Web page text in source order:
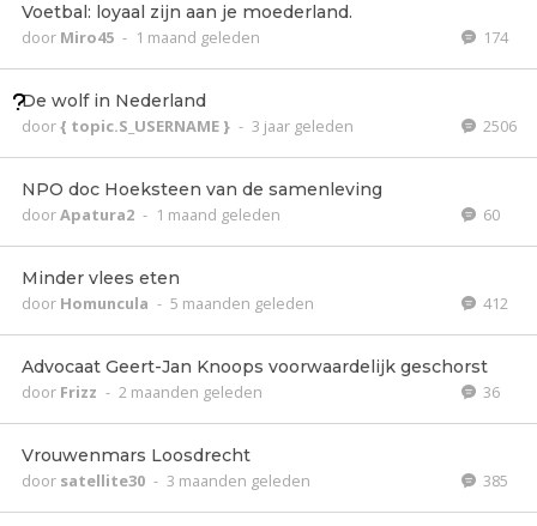
Voetbal: loyaal zijn aan je moederland.
door Miro45 - 1 maand geleden 174
De wolf in Nederland
door{ topic.S_USERNAME } - 3 jaar geleden 2506
NPO doc Hoeksteen van de samenleving
doorApatura2 - 1 maand geleden 60
Minder vlees eten
door Homuncula - 5 maanden geleden 412
Advocaat Geert-Jan Knoops voorwaardelijk geschorst
door Frizz - 2 maanden geleden 36
Vrouwenmars Loosdrecht
door satellite30 - 3 maanden geleden 385